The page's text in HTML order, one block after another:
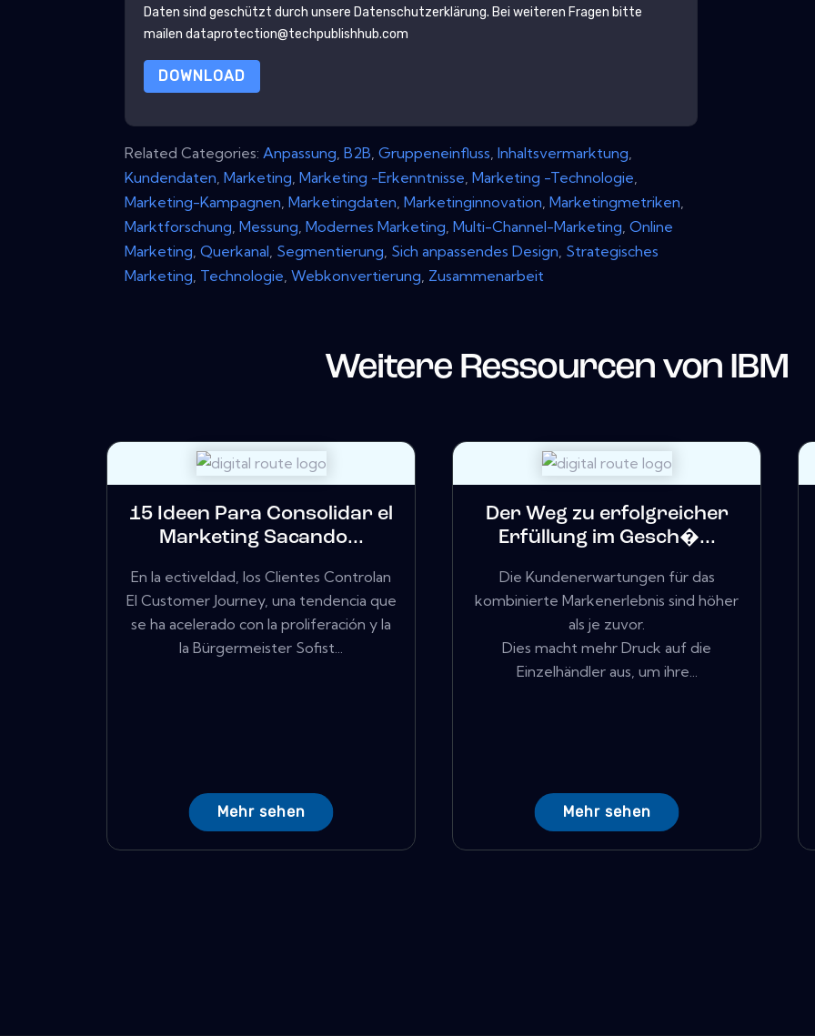
Daten sind geschützt durch unsere Datenschutzerklärung. Bei weiteren Fragen bitte
mailen dataprotection@techpublishhub.com
DOWNLOAD
Related Categories: Anpassung, B2B, Gruppeneinfluss, Inhaltsvermarktung,
Kundendaten, Marketing, Marketing -Erkenntnisse, Marketing -Technologie,
Marketing-Kampagnen, Marketingdaten, Marketinginnovation, Marketingmetriken,
Marktforschung, Messung, Modernes Marketing, Multi-Channel-Marketing, Online
Marketing, Querkanal, Segmentierung, Sich anpassendes Design, Strategisches
Marketing, Technologie, Webkonvertierung, Zusammenarbeit
Weitere Ressourcen von IBM
15 Ideen Para Consolidar el
Marketing Sacando...
En la ectiveIdad, los Clientes Controlan
El Customer Journey, una tendencia que
se ha acelerado con la proliferación y la
la Bürgermeister Sofist...
Mehr sehen
Der Weg zu erfolgreicher
Erfüllung im Gesch�...
Die Kundenerwartungen für das
kombinierte Markenerlebnis sind höher
als je zuvor.
Dies macht mehr Druck auf die
Einzelhändler aus, um ihre...
Mehr sehen